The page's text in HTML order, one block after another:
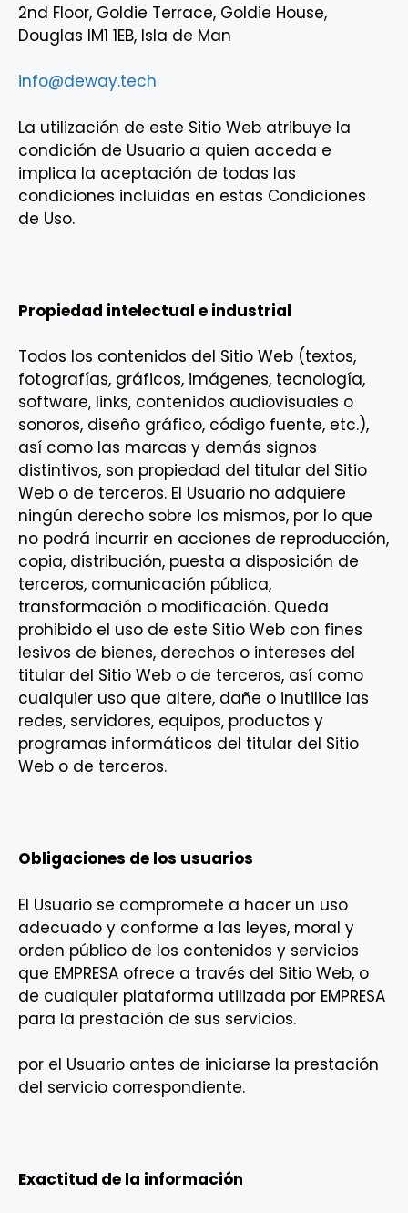
2nd Floor, Goldie Terrace, Goldie House,
Douglas IM1 1EB, Isla de Man
info@deway.tech
La utilización de este Sitio Web atribuye la
condición de Usuario a quien acceda e
implica la aceptación de todas las
condiciones incluidas en estas Condiciones
de Uso.
Propiedad intelectual e industrial
Todos los contenidos del Sitio Web (textos,
fotografías, gráficos, imágenes, tecnología,
software, links, contenidos audiovisuales o
sonoros, diseño gráfico, código fuente, etc.),
así como las marcas y demás signos
distintivos, son propiedad del titular del Sitio
Web o de terceros. El Usuario no adquiere
ningún derecho sobre los mismos, por lo que
no podrá incurrir en acciones de reproducción,
copia, distribución, puesta a disposición de
terceros, comunicación pública,
transformación o modificación. Queda
prohibido el uso de este Sitio Web con fines
lesivos de bienes, derechos o intereses del
titular del Sitio Web o de terceros, así como
cualquier uso que altere, dañe o inutilice las
redes, servidores, equipos, productos y
programas informáticos del titular del Sitio
Web o de terceros.
Obligaciones de los usuarios
El Usuario se compromete a hacer un uso
adecuado y conforme a las leyes, moral y
orden público de los contenidos y servicios
que EMPRESA ofrece a través del Sitio Web, o
de cualquier plataforma utilizada por EMPRESA
para la prestación de sus servicios.
por el Usuario antes de iniciarse la prestación
del servicio correspondiente.
Exactitud de la información